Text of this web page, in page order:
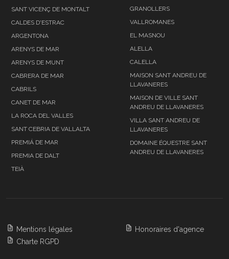
SANT VICENÇ DE MONTALT
CALDES D'ESTRAC
ARGENTONA
ARENYS DE MAR
ARENYS DE MUNT
CABRERA DE MAR
CABRILS
CANET DE MAR
LA ROCA DEL VALLES
SANT CEBRIA DE VALLALTA
PREMIÁ DE MAR
PREMIA DE DALT
TEIÀ
GRANOLLERS
VALLROMANES
EL MASNOU
ALELLA
CALELLA
MAISON SANT ANDREU DE
LLAVANERES
MAISON DE VILLE SANT
ANDREU DE LLAVANERES
VILLA SANT ANDREU DE
LLAVANERES
DOMAINE ÉQUESTRE SANT
ANDREU DE LLAVANERES
Mentions légales
Charte RGPD
Honoraires d'agence